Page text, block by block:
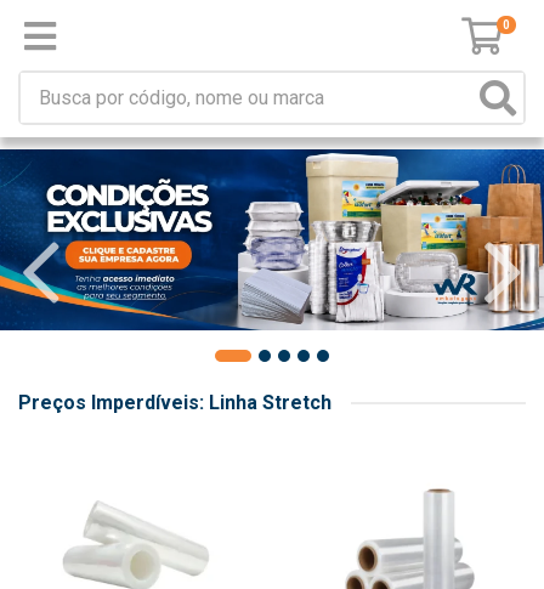
0
Preços Imperdíveis: Linha Stretch